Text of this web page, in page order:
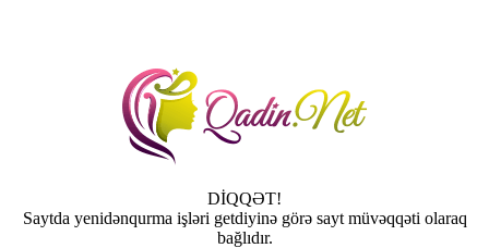
DİQQƏT!
Saytda yenidənqurma işləri getdiyinə görə sayt müvəqqəti olaraq
bağlıdır.